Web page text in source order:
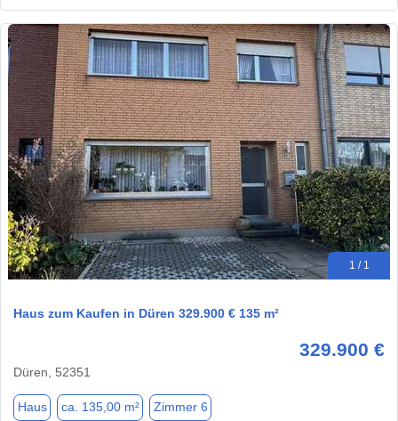
1 / 1
Haus zum Kaufen in Düren 329.900 € 135 m²
329.900 €
Düren, 52351
Haus ca. 135,00 m² Zimmer 6